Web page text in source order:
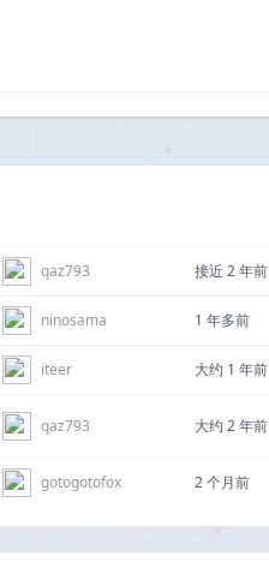
qaz793 接近 2 年前
ninosama 1 年多前
iteer 大约 1 年前
qaz793 大约 2 年前
gotogotofox 2 个月前